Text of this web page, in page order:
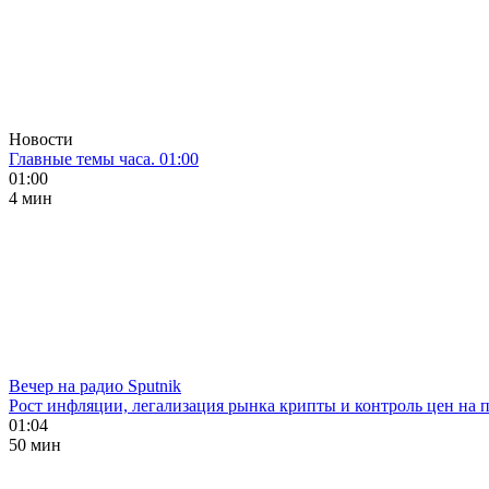
Новости
Главные темы часа. 01:00
01:00
4 мин
Вечер на радио Sputnik
Рост инфляции, легализация рынка крипты и контроль цен на
01:04
50 мин